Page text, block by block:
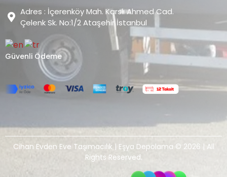
Adres : İçerenköy Mah. Karslı Ahmed Cad.
Çelenk Sk. No:1/2 Ataşehir İstanbul
Güvenli Ödeme
Cihan Evden Eve Taşımacılık | Eşya Depolama © 2026 | All
Rights Reserved.